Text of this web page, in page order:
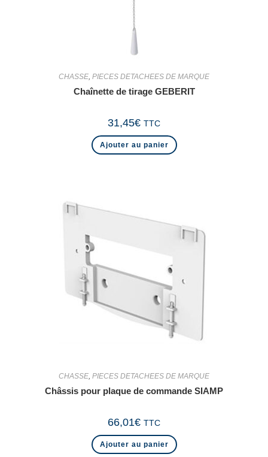
CHASSE PIECES DETACHEES DE MARQUE
Chaînette de tirage GEBERIT
31,45€ TTC
Ajouter au panier
CHASSE, PIECES DETACHEES DE MARQUE
Châssis pour plaque de commande SIAMP
66,01€ TTC
Ajouter au panier